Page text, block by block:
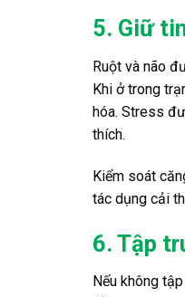
5. Giữ
Ruột và não
Khi ở trong
hóa. Stress
thích.
Kiểm soát
tác dụng cải
6. Tập
Nếu không